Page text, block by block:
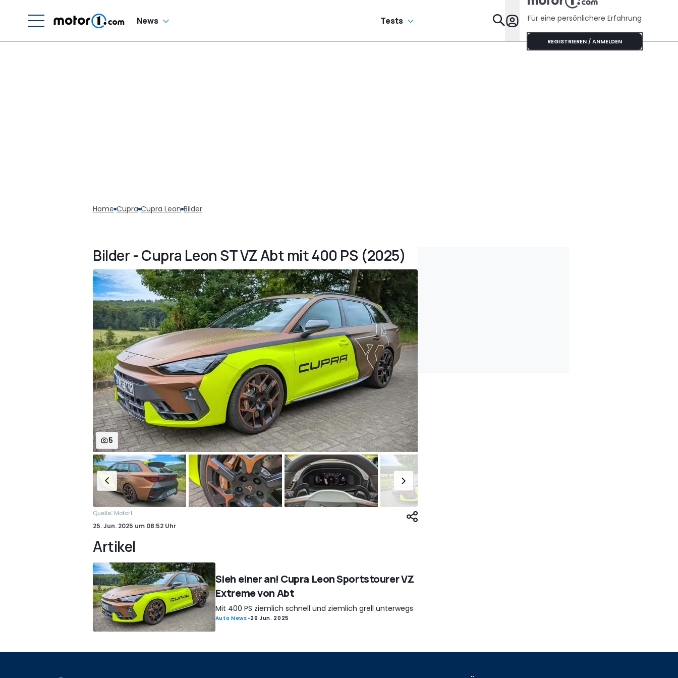
News Tests Specials
Für eine persönlichere Erfahrung
REGISTRIEREN / ANMELDEN
Home Cupra Cupra Leon Bilder
Bilder - Cupra Leon ST VZ Abt mit 400 PS (2025)
5
Quelle: Motor1
25. Jun. 2025 um 08:52 Uhr
Artikel
Sieh einer an! Cupra Leon Sportstourer VZ
Extreme von Abt
Mit 400 PS ziemlich schnell und ziemlich grell unterwegs
Auto News-29 Jun. 2025